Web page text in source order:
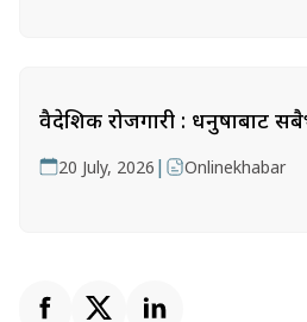
वैदेशिक रोजगारी : धनुषाबाट
20 July, 2026 | Onlinekhabar